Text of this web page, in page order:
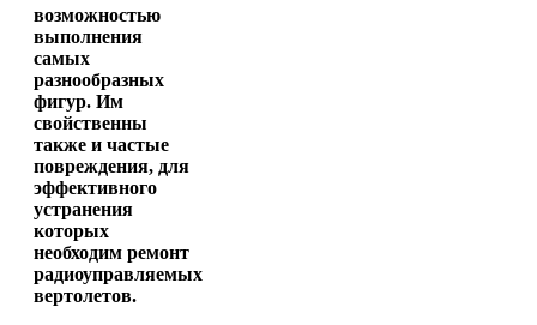
возможностью
выполнения
самых
разнообразных
фигур. Им
свойственны
также и частые
повреждения, для
эффективного
устранения
которых
необходим ремонт
радиоуправляемых
вертолетов.